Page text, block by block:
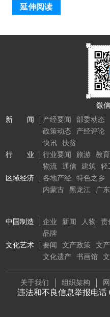
延伸阅读
微
新 闻
产经要闻 部委动态
政策动态
产经评论
快讯
扶贫
行 业
行业要闻 旅游 教育
物流
通信 建筑 轻
区域经济
各地产经 特色之乡
内蒙古
黑龙江 广东
中国制造 企业 新闻 人物 责
品牌
文化艺术
要闻 文产政策 文
文化遗产
书画馆
关于我们 组织架构
违法和不良信息举报电话